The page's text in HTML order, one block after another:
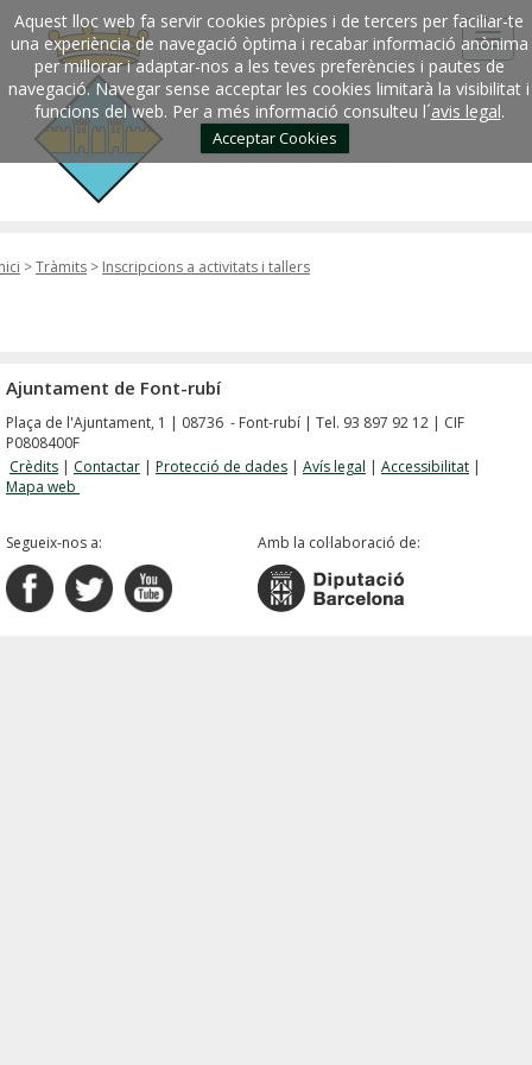
Aquest lloc web fa servir cookies pròpies i de tercers per faciliar-te
una experiència de navegació òptima i recabar informació anònima
per millorar i adaptar-nos a les teves preferències i pautes de
navegació. Navegar sense acceptar les cookies limitarà la visibilitat i
funcions del web. Per a més informació consulteu l´avis legal.
Acceptar Cookies
>Tràmits > Inscripcions a activitats i tallers
Ajuntament de Font-rubí
Plaça de l'Ajuntament, 1 | 08736 - Font-rubí | Tel. 93 897 92 12 | CIF
P0808400F
Crèdits | Contactar | Protecció de dades | Avís legal | Accessibilitat |
Mapa web
Segueix-nos a: Amb la col·laboració de: